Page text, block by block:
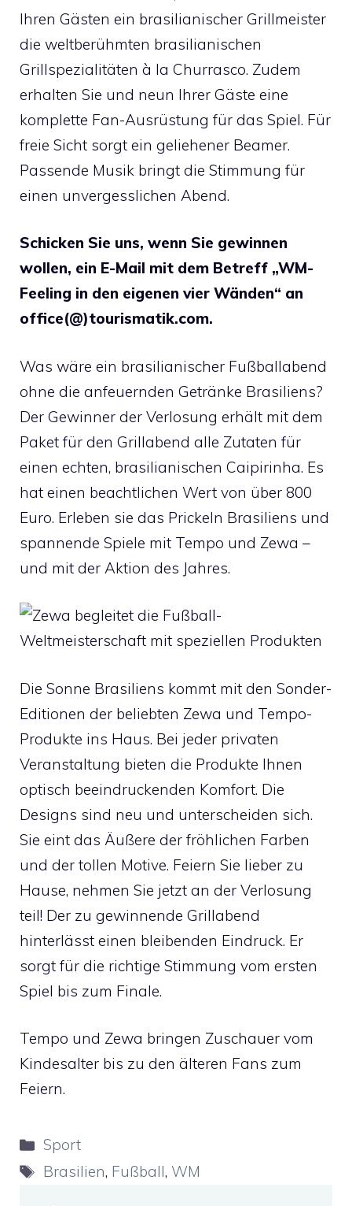
Ihren Gästen ein brasilianischer Grillmeister
die weltberühmten brasilianischen
Grillspezialitäten à la Churrasco. Zudem
erhalten Sie und neun Ihrer Gäste eine
komplette Fan-Ausrüstung für das Spiel. Für
freie Sicht sorgt ein geliehener Beamer.
Passende Musik bringt die Stimmung für
einen unvergesslichen Abend.
Schicken Sie uns, wenn Sie gewinnen
wollen, ein E-Mail mit dem Betreff „WM-
Feeling in den eigenen vier Wänden“ an
office(@)tourismatik.com.
Was wäre ein brasilianischer Fußballabend
ohne die anfeuernden Getränke Brasiliens?
Der Gewinner der Verlosung erhält mit dem
Paket für den Grillabend alle Zutaten für
einen echten, brasilianischen Caipirinha. Es
hat einen beachtlichen Wert von über 800
Euro. Erleben sie das Prickeln Brasiliens und
spannende Spiele mit Tempo und Zewa –
und mit der Aktion des Jahres.
Die Sonne Brasiliens kommt mit den Sonder-
Editionen der beliebten Zewa und Tempo-
Produkte ins Haus. Bei jeder privaten
Veranstaltung bieten die Produkte Ihnen
optisch beeindruckenden Komfort. Die
Designs sind neu und unterscheiden sich.
Sie eint das Äußere der fröhlichen Farben
und der tollen Motive. Feiern Sie lieber zu
Hause, nehmen Sie jetzt an der Verlosung
teil! Der zu gewinnende Grillabend
hinterlässt einen bleibenden Eindruck. Er
sorgt für die richtige Stimmung vom ersten
Spiel bis zum Finale.
Tempo und Zewa bringen Zuschauer vom
Kindesalter bis zu den älteren Fans zum
Feiern.
Kategorien
Sport
Schlagwörter
Brasilien, Fußball, WM